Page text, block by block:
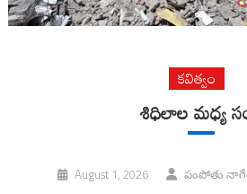
కవిత్వం
శిధిలాల మధ్య
August 1, 2026 పంపోతు